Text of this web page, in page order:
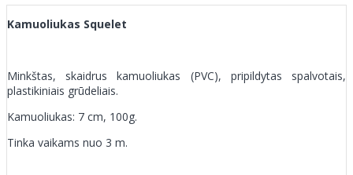
Kamuoliukas Squelet
Minkštas, skaidrus kamuoliukas (PVC), pripildytas spalvotais,
plastikiniais grūdeliais.
Kamuoliukas: 7 cm, 100g.
Tinka vaikams nuo 3 m.